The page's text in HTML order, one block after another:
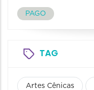
PAGO
TAG
Artes Cênicas